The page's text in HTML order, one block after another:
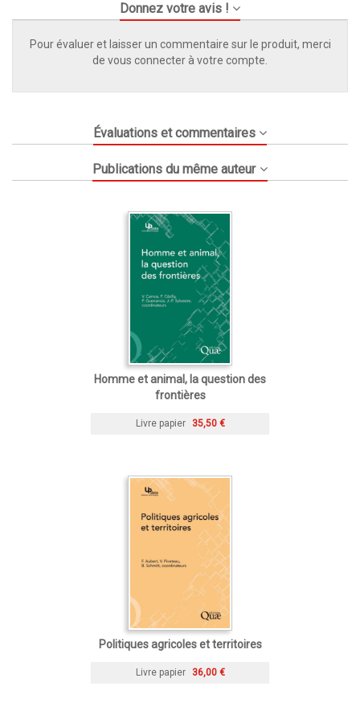
Donnez votre avis !
Pour évaluer et laisser un commentaire sur le produit, merci
de vous connecter à votre compte.
Évaluations et commentaires
Publications du même auteur
Homme et animal, la question des
frontières
Livre papier 35,50 €
Politiques agricoles et territoires
Livre papier 36,00 €